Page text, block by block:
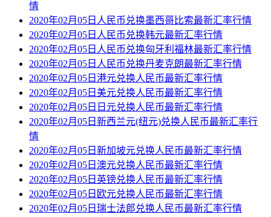
情
2020年02月05日人民币兑换墨西哥比索最新汇率行情
2020年02月05日人民币兑换韩元最新汇率行情
2020年02月05日人民币兑换匈牙利福林最新汇率行情
2020年02月05日人民币兑换丹麦克朗最新汇率行情
2020年02月05日港元兑换人民币最新汇率行情
2020年02月05日美元兑换人民币最新汇率行情
2020年02月05日日元兑换人民币最新汇率行情
2020年02月05日新西兰元(纽元)兑换人民币最新汇率行
情
2020年02月05日新加坡元兑换人民币最新汇率行情
2020年02月05日澳元兑换人民币最新汇率行情
2020年02月05日英镑兑换人民币最新汇率行情
2020年02月05日欧元兑换人民币最新汇率行情
2020年02月05日瑞士法郎兑换人民币最新汇率行情